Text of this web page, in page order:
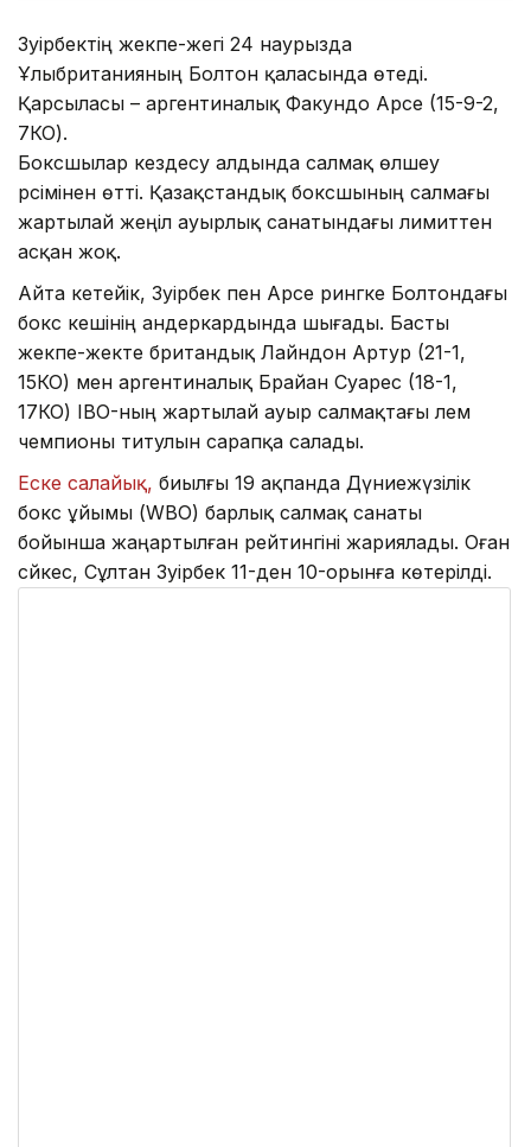
Зәуірбектің жекпе-жегі 24 наурызда
Ұлыбританияның Болтон қаласында өтеді.
Қарсыласы – аргентиналық Факундо Арсе (15-9-2,
7КО).
Боксшылар кездесу алдында салмақ өлшеу
рәсімінен өтті. Қазақстандық боксшының салмағы
жартылай жеңіл ауырлық санатындағы лимиттен
асқан жоқ.
Айта кетейік, Зәуірбек пен Арсе рингке Болтондағы
бокс кешінің андеркардында шығады. Басты
жекпе-жекте британдық Лайндон Артур (21-1,
15КО) мен аргентиналық Брайан Суарес (18-1,
17КО) IBO-ның жартылай ауыр салмақтағы әлем
чемпионы титулын сарапқа салады.
Еске салайық, биылғы 19 ақпанда Дүниежүзілік
бокс ұйымы (WBO) барлық салмақ санаты
бойынша жаңартылған рейтингіні жариялады. Оған
сәйкес, Сұлтан Зәуірбек 11-ден 10-орынға көтерілді.